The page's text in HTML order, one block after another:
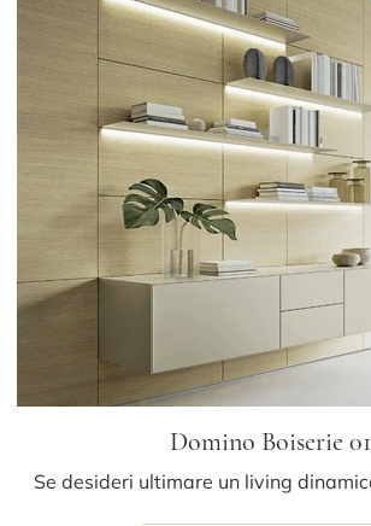
Domino Boiserie 01